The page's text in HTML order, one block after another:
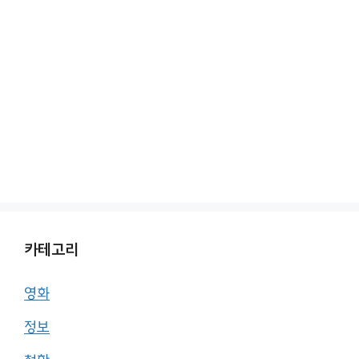
카테고리
영화
정보